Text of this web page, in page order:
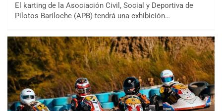
El karting de la Asociación Civil, Social y Deportiva de
Pilotos Bariloche (APB) tendrá una exhibición…